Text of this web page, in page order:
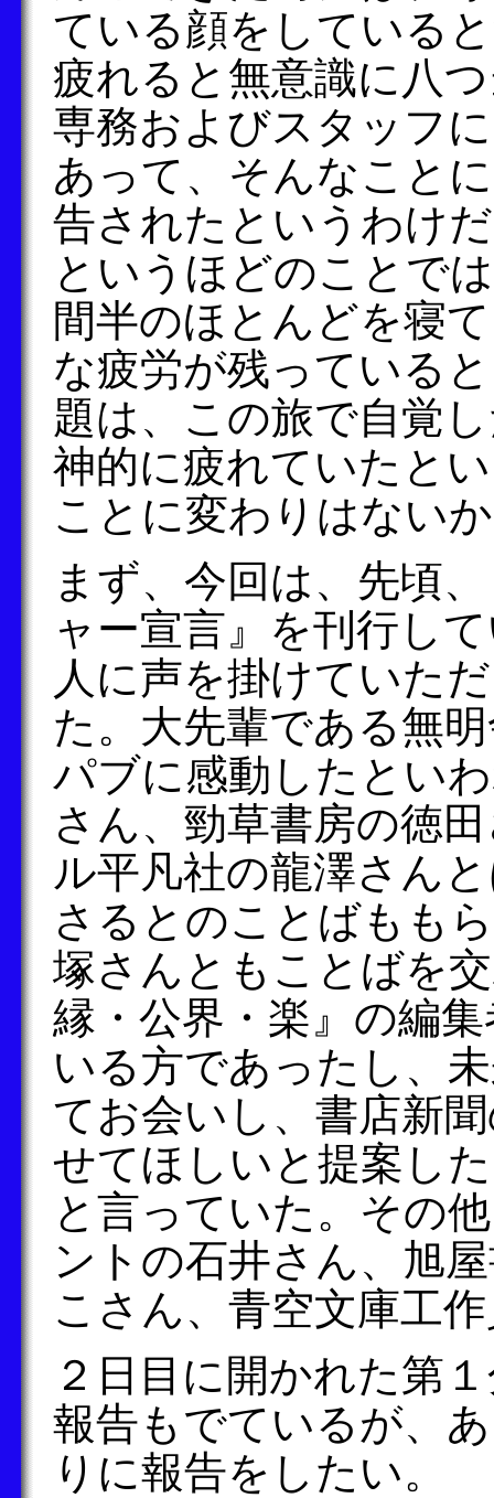
ている顔をしている
疲れると無意識に八
専務およびスタッフ
あって、そんなこと
告されたというわけ
というほどのことで
間半のほとんどを寝
な疲労が残っている
題は、この旅で自覚
神的に疲れていたと
ことに変わりはない
まず、今回は、先頃
ャー宣言』を刊行し
人に声を掛けていた
た。大先輩である無
パブに感動したとい
さん、勁草書房の徳
ル平凡社の龍澤さん
さるとのことばもも
塚さんともことばを
縁・公界・楽』の編
いる方であったし、
てお会いし、書店新
せてほしいと提案し
と言っていた。その
ントの石井さん、旭
こさん、青空文庫工
２日目に開かれた第
報告もでているが、
りに報告をしたい。